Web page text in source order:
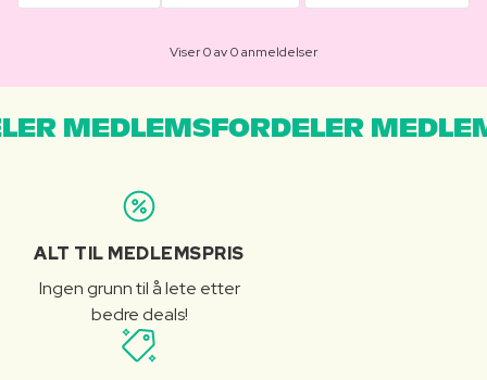
Viser 0 av 0 anmeldelser
MEDLEMSFORDELER
ALT TIL MEDLEMSPRIS
Ingen grunn til å lete etter
bedre deals!